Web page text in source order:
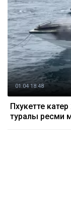
01.04 18:48
Пхукетте
туралы ресми